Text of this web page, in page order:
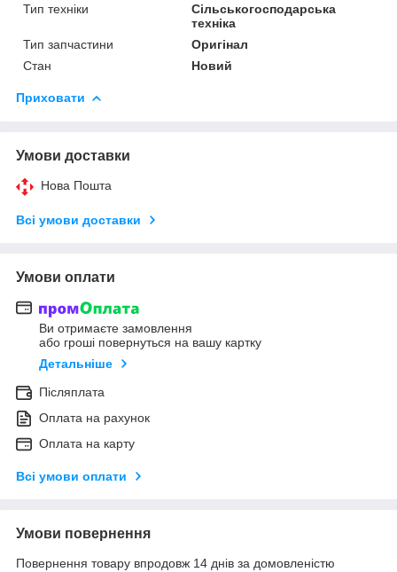
Тип техніки
Сільськогосподарська
техніка
Тип запчастини
Оригінал
Стан
Новий
Приховати
Умови доставки
Нова Пошта
Всі умови доставки
Умови оплати
Ви отримаєте замовлення
або гроші повернуться на вашу картку
Детальніше
Післяплата
Оплата на рахунок
Оплата на карту
Всі умови оплати
Умови повернення
Повернення товару впродовж 14 днів за домовленістю